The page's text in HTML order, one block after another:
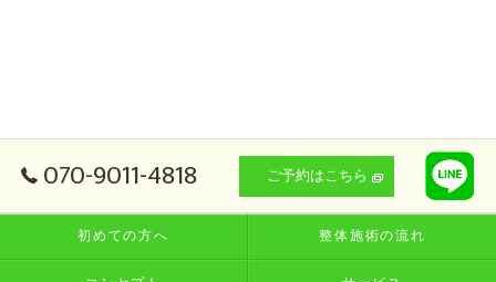
070-9011-4818 ご予約はこちら
初めての方へ 整体施術の流れ